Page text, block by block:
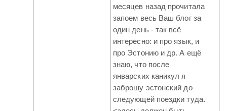
месяцев назад прочитала
запоем весь Ваш блог за
один день - так всё
интересно: и про язык, и
про Эстонию и др. А ещё
знаю, что после
январских каникул я
заброшу эстонский до
следующей поездки туда.